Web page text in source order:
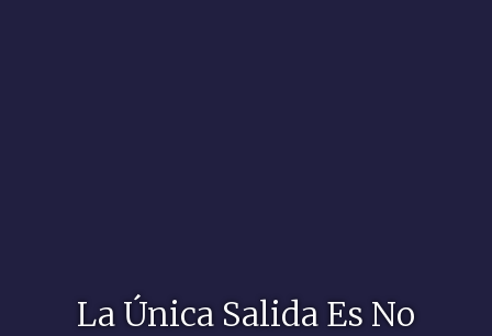
La Única Salida Es No